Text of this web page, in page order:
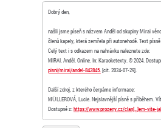
Dobrý den,
našli jsme píseň s názvem Anděl od skupiny Mirai
členů kapely, která zemřela při autonehodě. Text
Celý text i s odkazem na nahrávku naleznete zde:
MIRAI. Anděl. Online. In: Karaoketexty. © 2024.
pisni/mirai/andel-842845.[cit. 2024-07-29].
Další zdroj, z kterého čerpáme informace:
MÜLLEROVÁ, Lucie. Nejslavnější písně s příběhem.
Dostupné z:https://www.prozeny.cz/clan[…]em-vite-